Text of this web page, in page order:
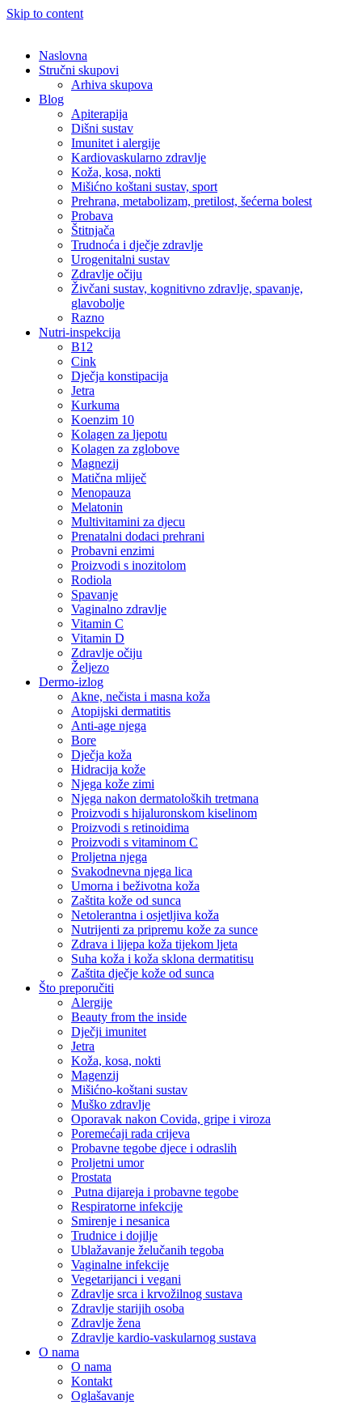
Skip to content
Naslovna
Stručni skupovi
Arhiva skupova
Blog
Apiterapija
Dišni sustav
Imunitet i alergije
Kardiovaskularno zdravlje
Koža, kosa, nokti
Mišićno koštani sustav, sport
Prehrana, metabolizam, pretilost, šećerna bolest
Probava
Štitnjača
Trudnoća i dječje zdravlje
Urogenitalni sustav
Zdravlje očiju
Živčani sustav, kognitivno zdravlje, spavanje,
glavobolje
Razno
Nutri-inspekcija
B12
Cink
Dječja konstipacija
Jetra
Kurkuma
Koenzim 10
Kolagen za ljepotu
Kolagen za zglobove
Magnezij
Matična mliječ
Menopauza
Melatonin
Multivitamini za djecu
Prenatalni dodaci prehrani
Probavni enzimi
Proizvodi s inozitolom
Rodiola
Spavanje
Vaginalno zdravlje
Vitamin C
Vitamin D
Zdravlje očiju
Željezo
Dermo-izlog
Akne, nečista i masna koža
Atopijski dermatitis
Anti-age njega
Bore
Dječja koža
Hidracija kože
Njega kože zimi
Njega nakon dermatoloških tretmana
Proizvodi s hijaluronskom kiselinom
Proizvodi s retinoidima
Proizvodi s vitaminom C
Proljetna njega
Svakodnevna njega lica
Umorna i beživotna koža
Zaštita kože od sunca
Netolerantna i osjetljiva koža
Nutrijenti za pripremu kože za sunce
Zdrava i lijepa koža tijekom ljeta
Suha koža i koža sklona dermatitisu
Zaštita dječje kože od sunca
Što preporučiti
Alergije
Beauty from the inside
Dječji imunitet
Jetra
Koža, kosa, nokti
Magenzij
Mišićno-koštani sustav
Muško zdravlje
Oporavak nakon Covida, gripe i viroza
Poremećaji rada crijeva
Probavne tegobe djece i odraslih
Proljetni umor
Prostata
Putna dijareja i probavne tegobe
Respiratorne infekcije
Smirenje i nesanica
Trudnice i dojilje
Ublažavanje želučanih tegoba
Vaginalne infekcije
Vegetarijanci i vegani
Zdravlje srca i krvožilnog sustava
Zdravlje starijih osoba
Zdravlje žena
Zdravlje kardio-vaskularnog sustava
O nama
O nama
Kontakt
Oglašavanje